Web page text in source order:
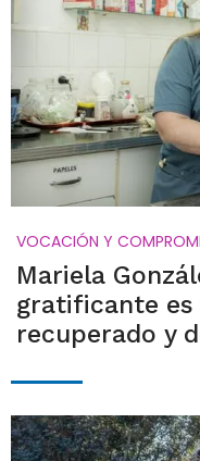
VOCACIÓN Y
Mariela
gratificante es
recuperado y